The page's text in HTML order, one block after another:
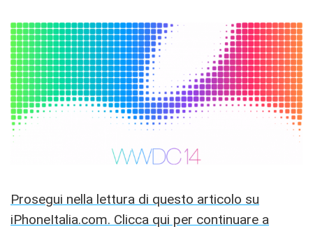
Prosegui nella lettura di questo articolo su
iPhoneItalia.com. Clicca qui per continuare a